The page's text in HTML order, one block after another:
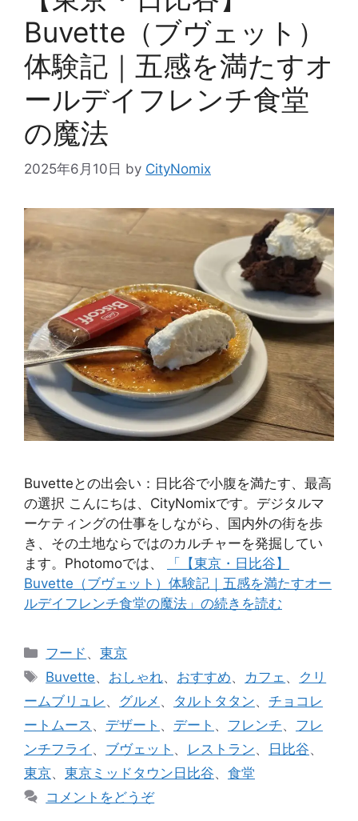
Buvette（ブヴェット）
体験記｜五感を満たすオ
ールデイフレンチ食堂
の魔法
2025年6月10日 by CityNomix
Buvetteとの出会い：日比谷で小腹を満たす、最高
の選択 こんにちは、CityNomixです。デジタルマ
ーケティングの仕事をしながら、国内外の街を歩
き、その土地ならではのカルチャーを発掘してい
ます。Photomoでは、
「【東京・日比谷】
Buvette（ブヴェット）体験記｜五感を満たすオー
ルデイフレンチ食堂の魔法」の続きを読む
カ
テ
リ
ー
フード 、東京
タ
グ
Buvette、 おしゃれ、 おすすめ、 カフェ 、 クリ
ームブリュレ 、 グルメ 、 タルトタタン、 チョコレ
ートムース 、 デザート 、 デート 、 フレンチ、 フレ
ンチフライ 、 ブヴェット 、 レストラン、 日比谷、
東京、 東京ミッドタウン日比谷、 食堂
コメントをどうぞ